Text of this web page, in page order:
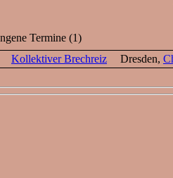
Termine (1)
Kollektiver Brechreiz Dresden,